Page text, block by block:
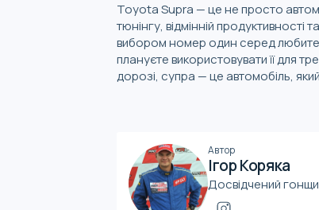
Toyota Supra — це не просто
тюнінгу, відмінній
вибором номер один серед
плануєте використовувати її для
дорозі, супра — це автомобіль,
Автор
Ігор Коряка
Досвідчений